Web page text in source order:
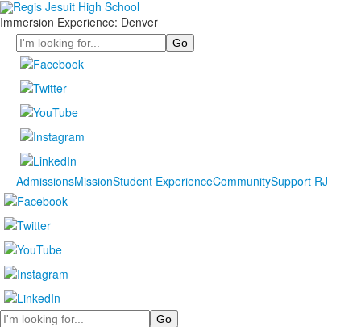
Immersion Experience: Denver
Search
AdmissionsMissionStudent ExperienceCommunitySupport RJ
Search